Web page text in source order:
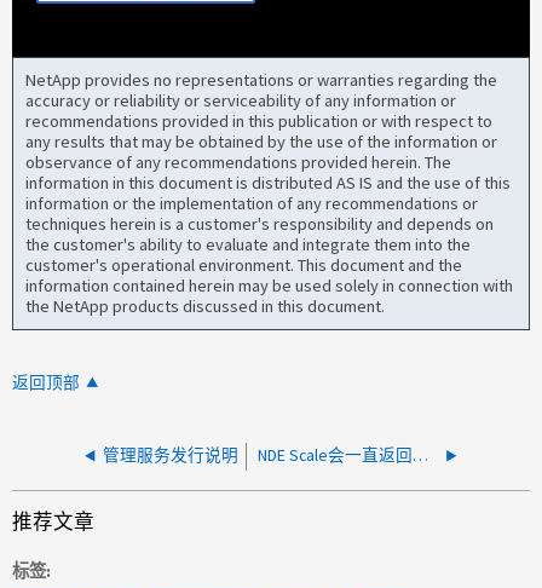
NetApp provides no representations or warranties regarding the
accuracy or reliability or serviceability of any information or
recommendations provided in this publication or with respect to
any results that may be obtained by the use of the information or
observance of any recommendations provided herein. The
information in this document is distributed AS IS and the use of this
information or the implementation of any recommendations or
techniques herein is a customer's responsibility and depends on
the customer's ability to evaluate and integrate them into the
customer's operational environment. This document and the
information contained herein may be used solely in connection with
the NetApp products discussed in this document.
返回顶部
管理服务发行说明 NDE Scale会一直返回到vCenter页面
推荐文章
标签